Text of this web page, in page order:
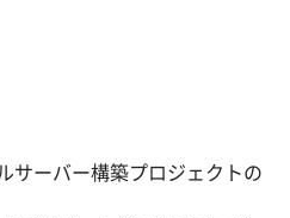
サーバー構築プロジェクトの